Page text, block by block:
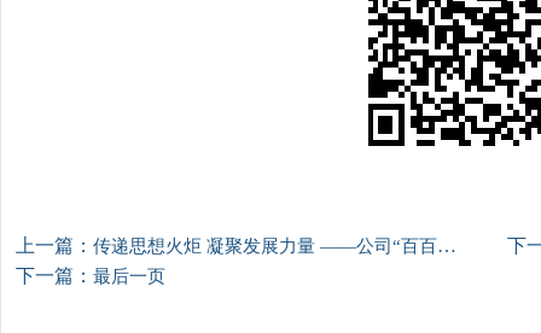
上一篇： 传递思想火炬 凝聚发展力量 ——公司“百百千”活动落地有声
下
下一篇： 最后一页